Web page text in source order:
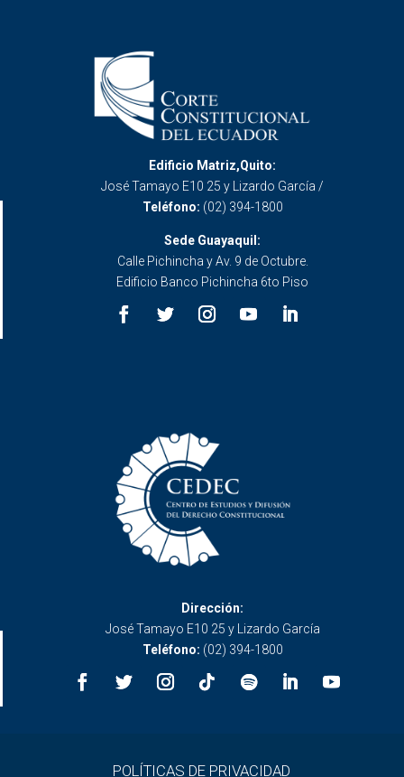
Edificio Matriz,Quito:
José Tamayo E10 25 y Lizardo García /
Teléfono: (02) 394-1800
Sede Guayaquil:
Calle Pichincha y Av. 9 de Octubre.
Edificio Banco Pichincha 6to Piso
Dirección:
José Tamayo E10 25 y Lizardo García
Teléfono: (02) 394-1800
POLÍTICAS DE PRIVACIDAD